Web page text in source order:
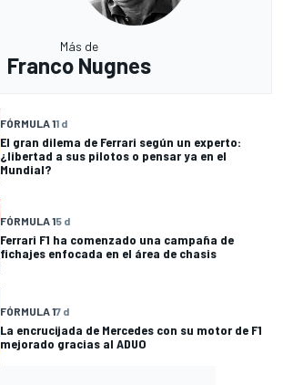
Más de
Franco Nugnes
FÓRMULA 11 d
El gran dilema de Ferrari según un experto:
¿libertad a sus pilotos o pensar ya en el
Mundial?
FÓRMULA 15 d
Ferrari F1 ha comenzado una campaña de
fichajes enfocada en el área de chasis
FÓRMULA 17 d
La encrucijada de Mercedes con su motor de F1
mejorado gracias al ADUO